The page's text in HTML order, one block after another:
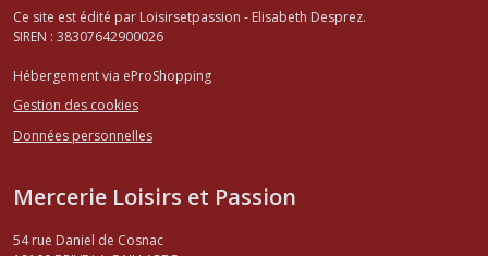
Ce site est édité par Loisirsetpassion - Elisabeth Desprez.
SIREN : 38307642900026
Hébergement via eProShopping
Gestion des cookies
Données personnelles
Mercerie Loisirs et Passion
54 rue Daniel de Cosnac